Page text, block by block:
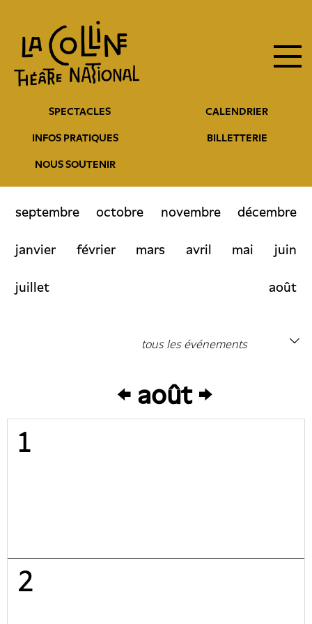
contenu
principal
entête
SPECTACLES CALENDRIER
INFOS PRATIQUES BILLETTERIE
NOUS SOUTENIR
principale
septembre octobre novembre décembre
janvier février mars avril mai juin
juillet août
août
1
2